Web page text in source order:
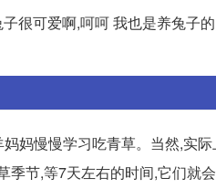
很可爱啊,呵呵 我也是养兔子
妈慢慢学习吃青草。当然,实
节,等7天左右的时间,它们就